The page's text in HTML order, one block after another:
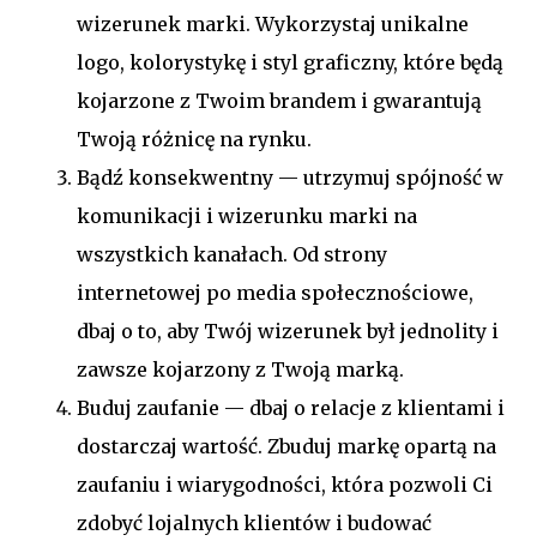
wizerunek marki. Wykorzystaj unikalne
logo, kolorystykę i styl graficzny, które będą
kojarzone z Twoim brandem i gwarantują
Twoją różnicę na rynku.
Bądź konsekwentny — utrzymuj spójność w
komunikacji i wizerunku marki na
wszystkich kanałach. Od strony
internetowej po media społecznościowe,
dbaj o to, aby Twój wizerunek był jednolity i
zawsze kojarzony z Twoją marką.
Buduj zaufanie — dbaj o relacje z klientami i
dostarczaj wartość. Zbuduj markę opartą na
zaufaniu i wiarygodności, która pozwoli Ci
zdobyć lojalnych klientów i budować